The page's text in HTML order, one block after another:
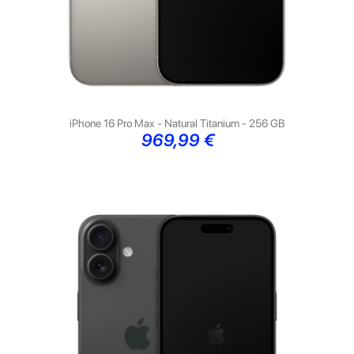
iPhone 16 Pro Max - Natural Titanium - 256 GB
Preço
969,99 €